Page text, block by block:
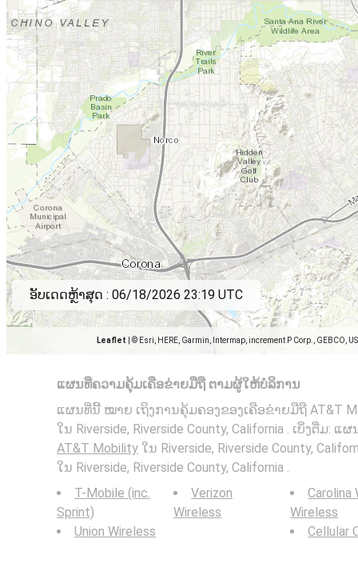
Leaflet © Esri, HERE, Garmin, Intermap, increment P Corp., GEBCO,
ອັບເດດຫຼ້າສຸດ : 06/18/2026 23:19 UTC
ແຜນທີ່ຄວາມຄຸ້ມເຄືອຂ່າຍມືຖື ຕາມຜູ້ໃຫ້ບໍລິການ
ແຜນທີ່ນີ້ ໝາຍ ເຖິງການຄຸ້ມຄອງຂອງເຄືອຂ່າຍມືຖື AT&T
ໃນ Riverside, Riverside County, California . ເບິ່ງຕື່ມ:
AT&T Mobility ໃນ Riverside, Riverside County,
ໃນ Riverside, Riverside County, California .
T-Mobile (inc.
Sprint)
Union Wireless
Verizon
Wireless
Carolina
Wireless
Cellular